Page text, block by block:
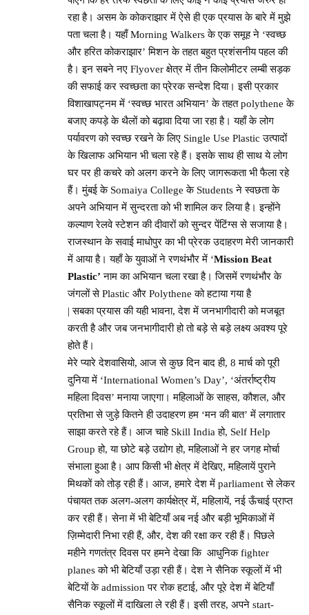
रहा है। असम के कोकराझार में ऐसे ही एक प्रयास के बारे में मुझे
पता चला है। यहाँ Morning Walkers के एक समूह ने ‘स्वच्छ
और हरित कोकराझार’ मिशन के तहत बहुत प्रशंसनीय पहल की
है। इन सबने नए Flyover क्षेत्र में तीन किलोमीटर लम्बी सड़क
की सफाई कर स्वच्छता का प्रेरक सन्देश दिया। इसी प्रकार
विशाखापट्नम में ‘स्वच्छ भारत अभियान’ के तहत polythene के
बजाए कपड़े के थैलों को बढ़ावा दिया जा रहा है। यहाँ के लोग
पर्यावरण को स्वच्छ रखने के लिए Single Use Plastic उत्पादों
के खिलाफ अभियान भी चला रहे हैं। इसके साथ ही साथ ये लोग
घर पर ही कचरे को अलग करने के लिए जागरूकता भी फैला रहे
हैं। मुंबई के Somaiya College के Students ने स्वछता के
अपने अभियान में सुन्दरता को भी शामिल कर लिया है। इन्होंने
कल्याण रेलवे स्टेशन की दीवारों को सुन्दर पेंटिंग्स से सजाया है।
राजस्थान के सवाई माधोपुर का भी प्रेरक उदाहरण मेरी जानकारी
में आया है। यहाँ के युवाओं ने रणथंभौर में ‘Mission Beat
Plastic’नाम का अभियान चला रखा है। जिसमें रणथंभौर के
जंगलों से Plastic और Polythene को हटाया गया है
| सबका प्रयास की यही भावना, देश में जनभागीदारी को मजबूत
करती है और जब जनभागीदारी हो तो बड़े से बड़े लक्ष्य अवश्य पूरे
होते हैं।
मेरे प्यारे देशवासियो, आज से कुछ दिन बाद ही, 8 मार्च को पूरी
दुनिया में ‘International Women’s Day’, ‘अंतर्राष्ट्रीय
महिला दिवस’ मनाया जाएगा। महिलाओं के साहस, कौशल, और
प्रतिभा से जुड़े कितने ही उदाहरण हम ‘मन की बात’ में लगातार
साझा करते रहे हैं। आज चाहे Skill India हो, Self Help
Group हो, या छोटे बड़े उद्योग हो, महिलाओं ने हर जगह मोर्चा
संभाला हुआ है। आप किसी भी क्षेत्र में देखिए, महिलायें पुराने
मिथकों को तोड़ रही हैं। आज, हमारे देश में parliament से लेकर
पंचायत तक अलग-अलग कार्यक्षेत्र में, महिलायें, नई ऊँचाई प्राप्त
कर रही हैं। सेना में भी बेटियाँ अब नई और बड़ी भूमिकाओं में
ज़िम्मेदारी निभा रही हैं, और, देश की रक्षा कर रही हैं। पिछले
महीने गणतंत्र दिवस पर हमने देखा कि आधुनिक fighter
planes को भी बेटियाँ उड़ा रही हैं। देश ने सैनिक स्कूलों में भी
बेटियों के admission पर रोक हटाई, और पूरे देश में बेटियाँ
सैनिक स्कूलों में दाखिला ले रही हैं। इसी तरह, अपने start-